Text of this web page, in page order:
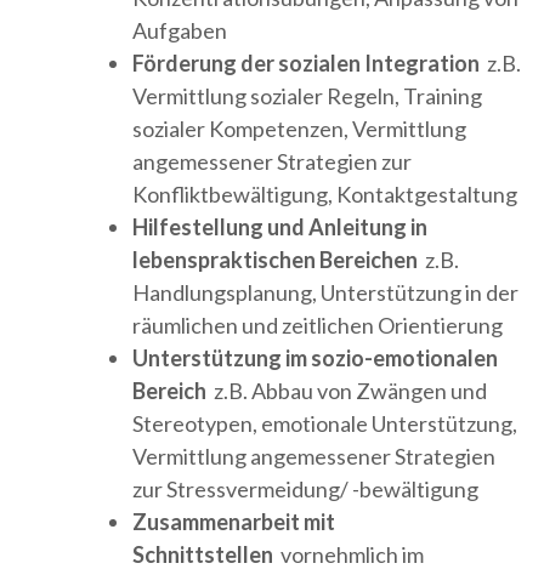
Aufgaben
Förderung der sozialen Integration z.B.
Vermittlung sozialer Regeln, Training
sozialer Kompetenzen, Vermittlung
angemessener Strategien zur
Konfliktbewältigung, Kontaktgestaltung
Hilfestellung und Anleitung in
lebenspraktischen Bereichen z.B.
Handlungsplanung, Unterstützung in der
räumlichen und zeitlichen Orientierung
Unterstützung im sozio-emotionalen
Bereich z.B. Abbau von Zwängen und
Stereotypen, emotionale Unterstützung,
Vermittlung angemessener Strategien
zur Stressvermeidung/ -bewältigung
Zusammenarbeit mit
Schnittstellen vornehmlich im